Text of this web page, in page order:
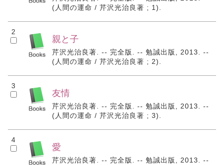
(人間の運命 / 芹沢光治良著 ; 1).
2
親と子
芹沢光治良著. -- 完全版. -- 勉誠出版, 2013. --
(人間の運命 / 芹沢光治良著 ; 2).
3
友情
芹沢光治良著. -- 完全版. -- 勉誠出版, 2013. --
(人間の運命 / 芹沢光治良著 ; 3).
4
愛
芹沢光治良著. -- 完全版. -- 勉誠出版, 2013. --